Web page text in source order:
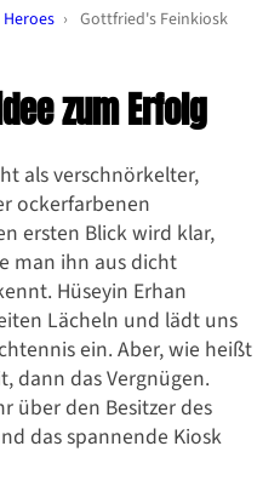
› Gottfried's Feinkiosk
zum Erfolg
als verschnörkelter,
ockerfarbenen
ersten Blick wird klar,
man ihn aus dicht
Hüseyin Erhan
Lächeln und lädt uns
ein. Aber, wie heißt
dann das Vergnügen.
über den Besitzer des
das spannende Kiosk